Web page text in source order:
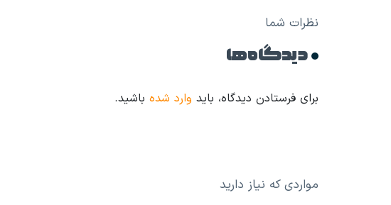
نظرات شما
دیدگاه ها
برای فرستادن دیدگاه، باید وارد شده باشید.
مواردی که نیاز دارید